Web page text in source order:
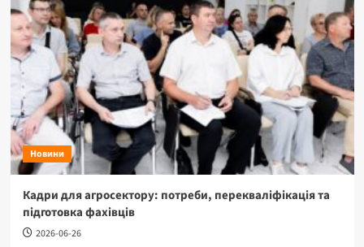
Новини
Кадри для агросектору: потреби, перекваліфікація та
підготовка фахівців
2026-06-26